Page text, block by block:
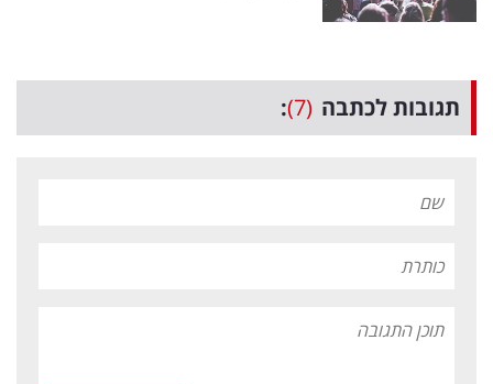
תגובות לכתבה (7)
: